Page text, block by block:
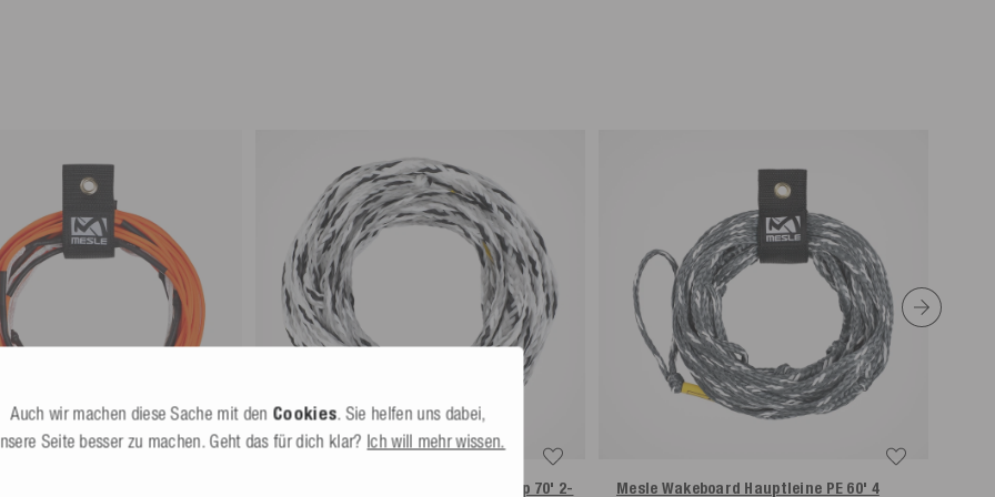
Hauptleine TEN 80' 7
Mesle Wasserski Hauptleine Easy Up 70' 2-
Mesle Wakeboard Hauptleine PE 60' 4
Auch wir machen diese Sache mit den Cookies. Sie helfen uns dabei,
Seite besser zu machen. Geht das für dich klar? Ich will mehr wissen.